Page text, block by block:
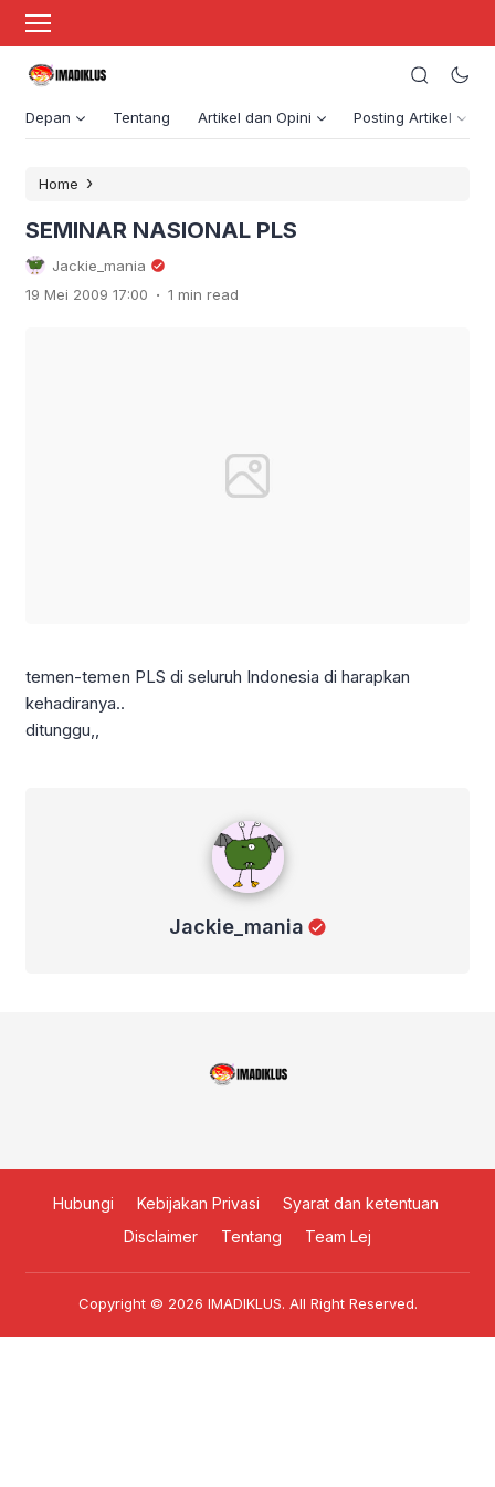
Depan Tentang Artikel dan Opini Posting Artikel
Home ›
SEMINAR NASIONAL PLS
Jackie_mania
19 Mei 2009 17:00 . 1 min read
temen-temen PLS di seluruh Indonesia di harapkan
kehadiranya..
ditunggu,,
Jackie_mania
Hubungi Kebijakan Privasi
Syarat dan ketentuan
Disclaimer
Tentang Team Lej
Copyright © 2026 IMADIKLUS. All Right Reserved.